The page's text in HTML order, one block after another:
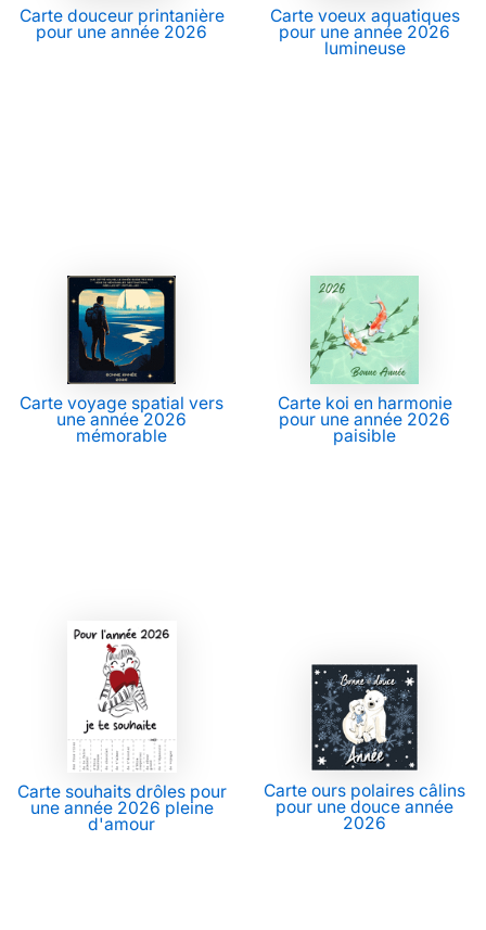
Carte douceur printanière
pour une année 2026
Carte voeux aquatiques
pour une année 2026
lumineuse
Carte voyage spatial vers
une année 2026
mémorable
Carte koi en harmonie
pour une année 2026
paisible
Carte souhaits drôles pour
une année 2026 pleine
d'amour
Carte ours polaires câlins
pour une douce année
2026